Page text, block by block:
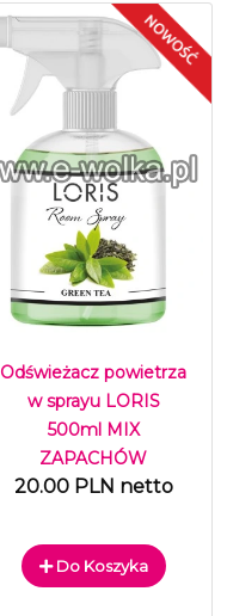
Odświeżacz powietrza
w sprayu LORIS
500ml MIX
ZAPACHÓW
20.00 PLN netto
Do Koszyka